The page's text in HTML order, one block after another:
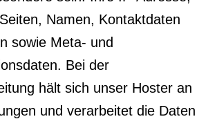
Namen, Kontaktdaten
sowie Meta- und
Bei der
hält sich unser Hoster an
und verarbeitet die Daten